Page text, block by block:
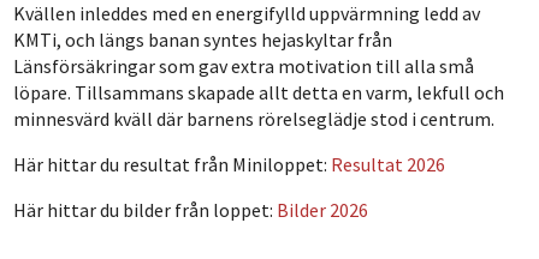
Kvällen inleddes med en energifylld uppvärmning ledd av
KMTi, och längs banan syntes hejaskyltar från
Länsförsäkringar som gav extra motivation till alla små
löpare. Tillsammans skapade allt detta en varm, lekfull och
minnesvärd kväll där barnens rörelseglädje stod i centrum.
Här hittar du resultat från Miniloppet: Resultat 2026
Här hittar du bilder från loppet: Bilder 2026